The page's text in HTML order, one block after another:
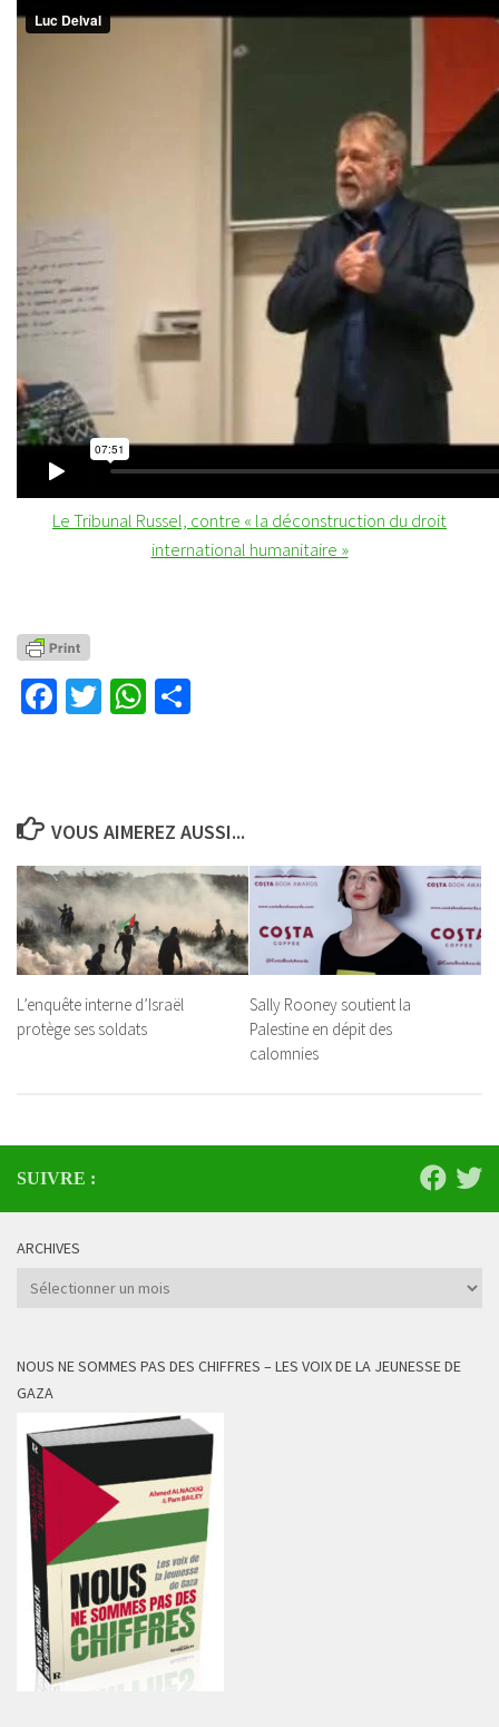
Le Tribunal Russel, contre « la déconstruction du droit
international humanitaire »
Facebook
TwitterWhatsApp
VOUS AIMEREZ AUSSI...
L’enquête interne d’Israël
protège ses soldats
Sally Rooney soutient la
Palestine en dépit des
calomnies
SUIVRE :
ARCHIVES
Archives
NOUS NE SOMMES PAS DES CHIFFRES – LES VOIX DE LA JEUNESSE DE
GAZA